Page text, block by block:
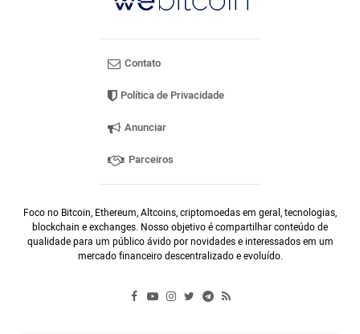
Contato
Política de Privacidade
Anunciar
Parceiros
Foco no Bitcoin, Ethereum, Altcoins, criptomoedas em geral, tecnologias,
blockchain e exchanges. Nosso objetivo é compartilhar conteúdo de
qualidade para um público ávido por novidades e interessados em um
mercado financeiro descentralizado e evoluído.